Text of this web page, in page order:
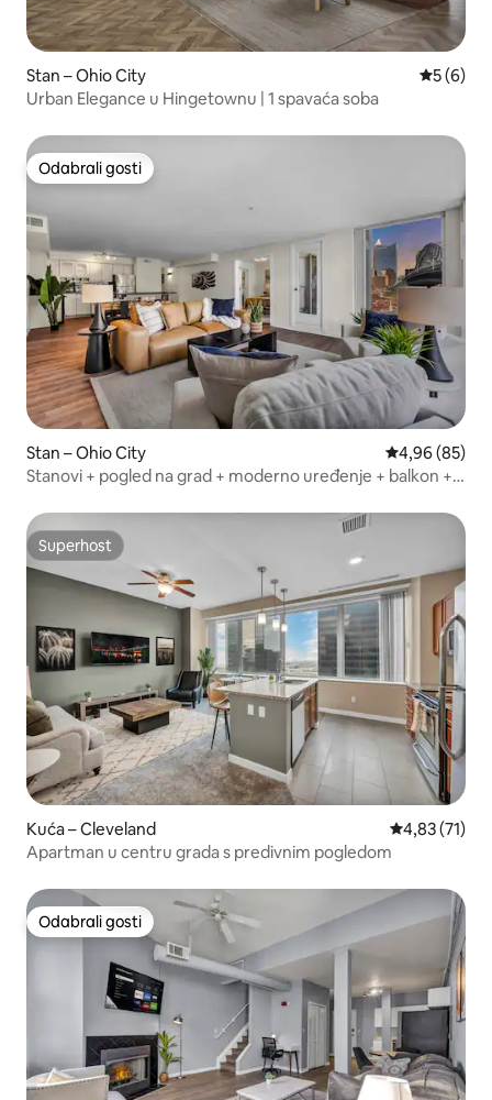
Stan – Ohio City
5 (6)
Urban Elegance u Hingetownu | 1 spavaća soba
Odabrali gosti
Odabrali gosti
Stan – Ohio City Prosječna
4,96 (85)
Stanovi + pogled na grad + moderno uređenje + balkon +
Superhost
Superhost
Kuća – Cleveland Prosječna
4,83 (71)
Apartman u centru grada s predivnim pogledom
Odabrali gosti
Odabrali gosti